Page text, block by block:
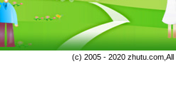
(c) 2005 - 2020